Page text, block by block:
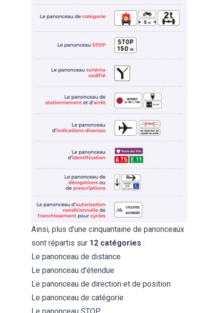
Ainsi, plus d’une cinquantaine de panonceaux
sont répartis sur 12 catégories :
Le panonceau de distance
Le panonceau d’étendue
Le panonceau de direction et de position
Le panonceau de catégorie